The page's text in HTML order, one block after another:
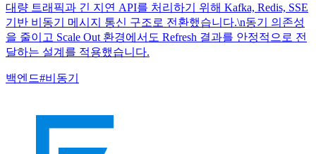
대량 트래픽과 긴 지연 API를 처리하기 위해 Kafka, Redis, SSE
기반 비동기 메시지 통신 구조로 전환했습니다.\n동기 의존성
을 줄이고 Scale Out 환경에서도 Refresh 결과를 안정적으로 전
달하는 설계를 적용했습니다.
백엔드#비동기